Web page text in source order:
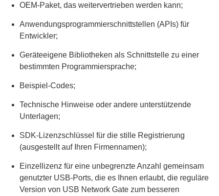
OEM-Paket, das weitervertrieben werden kann;
Anwendungsprogrammierschnittstellen (APIs) für
Entwickler;
Geräteeigene Bibliotheken als Schnittstelle zu einer
bestimmten Programmiersprache;
Beispiel-Codes;
Technische Hinweise oder andere unterstützende
Unterlagen;
SDK-Lizenzschlüssel für die stille Registrierung
(ausgestellt auf Ihren Firmennamen);
Einzellizenz für eine unbegrenzte Anzahl gemeinsam
genutzter USB-Ports, die es Ihnen erlaubt, die reguläre
Version von USB Network Gate zum besseren